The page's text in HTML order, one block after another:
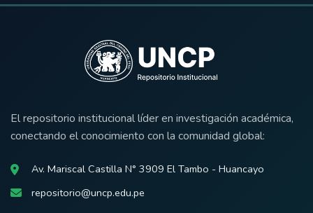
El repositorio institucional líder en investigación académica,
conectando el conocimiento con la comunidad global:
Av. Mariscal Castilla N° 3909 El Tambo - Huancayo
repositorio@uncp.edu.pe